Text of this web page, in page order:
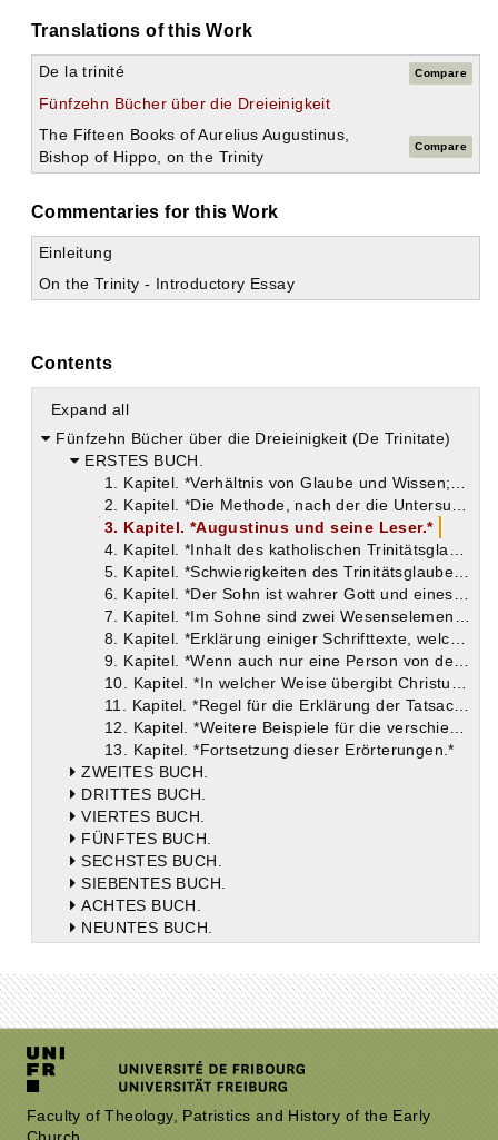
Translations of this Work
De la trinité Compare
Fünfzehn Bücher über die Dreieinigkeit
The Fifteen Books of Aurelius Augustinus,
Bishop of Hippo, on the Trinity
Compare
Commentaries for this Work
Einleitung
On the Trinity - Introductory Essay
Contents
Expand all
Fünfzehn Bücher über die Dreieinigkeit (De Trinitate)
ERSTES BUCH.
1. Kapitel. *Verhältnis von Glaube und Wissen; Gründe für die irrigen Anschauungen über Gott.*
2. Kapitel. *Die Methode, nach der die Untersuchungen über die Dreieinigkeit angestellt werden sollen.*
3. Kapitel. *Augustinus und seine Leser.*
4. Kapitel. *Inhalt des katholischen Trinitätsglaubens.*
5. Kapitel. *Schwierigkeiten des Trinitätsglaubens; Einheit im Sein und Wirken.*
6. Kapitel. *Der Sohn ist wahrer Gott und eines Wesens mit dem Vater, ebenso der Heilige Geist.*
7. Kapitel. *Im Sohne sind zwei Wesenselemente, von denen das eine geringer ist als das andere.*
8. Kapitel. *Erklärung einiger Schrifttexte, welche von einer Unterwerfung des Sohnes unter den Vater zu sprechen scheinen. Vater, Sohn und Heiliger Geist in untrennbarer Einheit das Ziel unseres Lebens.*
9. Kapitel. *Wenn auch nur eine Person von der Schrift genannt wird, sind doch bisweilen alle gemeint.*
10. Kapitel. *In welcher Weise übergibt Christus das Reich dem Vater?*
11. Kapitel. *Regel für die Erklärung der Tatsache, daß die Schrift den Sohn bald dem Vater gleich, bald dem Vater untergeordnet sein läßt.*
12. Kapitel. *Weitere Beispiele für die verschiedenartigen Aussagen der Heiligen Schrift, indem sie bald von seiner menschlichen, bald von seiner göttlichen Natur redet.*
13. Kapitel. *Fortsetzung dieser Erörterungen.*
ZWEITES BUCH.
DRITTES BUCH.
VIERTES BUCH.
FÜNFTES BUCH.
SECHSTES BUCH.
SIEBENTES BUCH.
ACHTES BUCH.
NEUNTES BUCH.
ELFTES BUCH.
ZWÖLFTES BUCH.
DREIZEHNTES BUCH.
FÜNFZEHNTES BUCH.
Faculty of Theology, Patristics and History of the Early